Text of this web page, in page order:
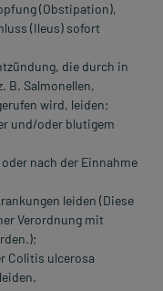
(Obstipation),
(Ileus) sofort
die durch in
B. Salmonellen,
wird, leiden;
und/oder blutigem
nach der Einnahme
leiden (Diese
Verordnung mit
Colitis ulcerosa